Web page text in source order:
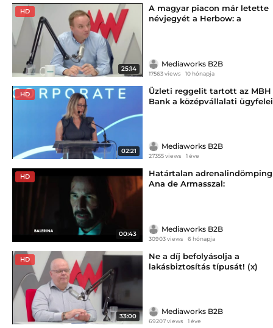
HD
25:14
A magyar piacon már letette
névjegyét a Herbow: a
Mediaworks B2B
17563 views 10 hónapja
HD
02:21
Üzleti reggelit tartott az MBH
Bank a középvállalati ügyfelei
Mediaworks B2B
27355 views 1 éve
HD
00:43
Határtalan adrenalindömping
Ana de Armasszal:
Mediaworks B2B
30903 views 6 hónapja
HD
33:00
Ne a díj befolyásolja a
lakásbiztosítás típusát! (x)
Mediaworks B2B
69207 views 1 éve